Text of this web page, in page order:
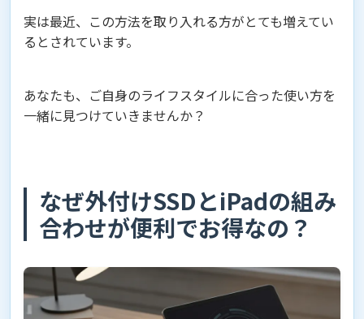
実は最近、この方法を取り入れる方がとても増えてい
るとされています。
あなたも、ご自身のライフスタイルに合った使い方を
一緒に見つけていきませんか？
なぜ外付けSSDとiPadの組み
合わせが便利でお得なの？